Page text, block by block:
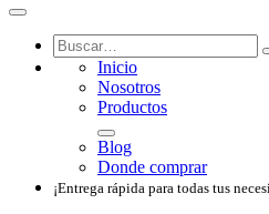
Inicio
Nosotros​
Productos
Blog
Donde comprar
¡Entrega rápida para todas tus